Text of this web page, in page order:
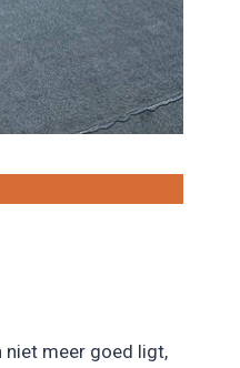
niet meer goed ligt,